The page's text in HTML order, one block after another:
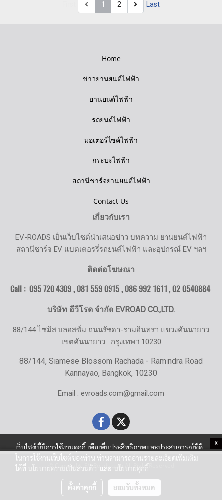
X
1 2 Last
Home
ข่าวยานยนต์ไฟฟ้า
ยานยนต์ไฟฟ้า
รถยนต์ไฟฟ้า
มอเตอร์ไซค์ไฟฟ้า
กระบะไฟฟ้า
สถานีชาร์จยานยนต์ไฟฟ้า
Contact Us
เกี่ยวกับเรา
EV-ROADS เป็นเว็บไซต์นำเสนอข่าว บทความ ยานยนต์ไฟฟ้า
สถานีชาร์จ EV แบตเตอรรี่รถยนต์ไฟฟ้า และอุปกรณ์ EV ฯลฯ
ติดต่อโฆษณา
Call : 095 720 4309 , 081 559 0915 , 086 992 1611 ,02 0540884
บริษัท อีวีโรด จำกัด EVROAD CO.,LTD.
88/144 ไซมิส บลอสซั่ม ถนนรัชดา-รามอินทรา แขวงคันนายาว
เขตคันนายาว กรุงเทพฯ 10230
88/144, Siamese Blossom Rachada - Ramindra Road
Kannayao, Bangkok, 10230
Email : evroads.com@gmail.com
© Copyright EV-Roads.com All Right Reserved
เว็บไซต์นี้มีการใช้งานคุกกี้ เพื่อเพิ่มประสิทธิภาพและประสบการณ์ที่ดี
ในการใช้งานเว็บไซต์ของท่าน ท่านสามารถอ่านรายละเอียดเพิ่มเติม
ได้ที่ นโยบายความเป็นส่วนตัว และ นโยบายคุกกี้
ตั้งค่าคุกกี้ ยอมรับทั้งหมด